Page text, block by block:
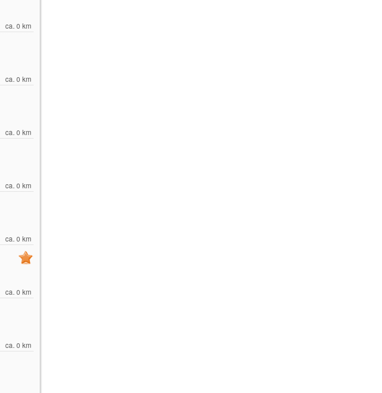
ca. 0 km
ca. 0 km
ca. 0 km
ca. 0 km
ca. 0 km
ca. 0 km
ca. 0 km